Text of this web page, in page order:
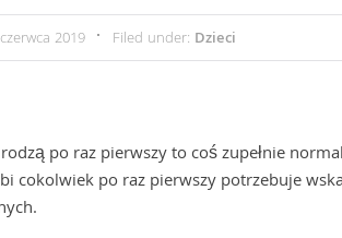
2019 Filed under: Dzieci
po raz pierwszy to coś zupełnie
cokolwiek po raz pierwszy potrzebuje